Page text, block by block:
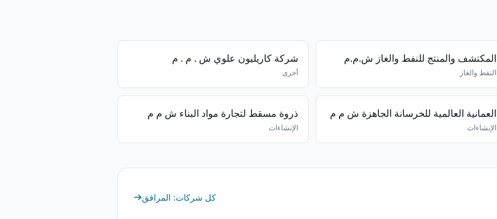
المكتشف والمنتج للنفط والغاز ش.م.م
النفط والغاز
شركة كاريليون علوي ش . م . م
أخرى
العمانية العالمية للخرسانة الجاهزة ش م م
الإنشاءات
ذروة مسقط لتجارة مواد البناء ش م م
الإنشاءات
كل شركات: المرافق